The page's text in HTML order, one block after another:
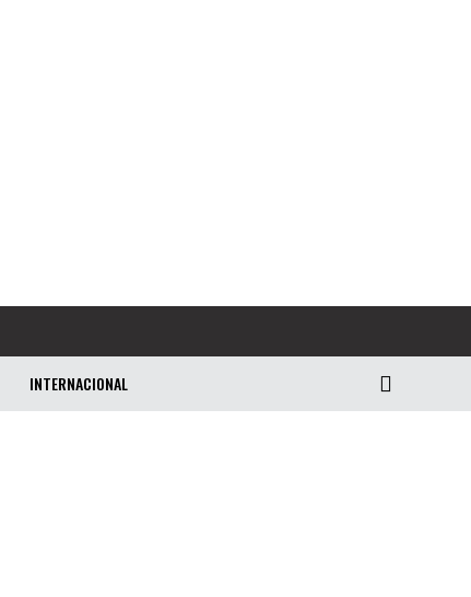
INTERNACIONAL